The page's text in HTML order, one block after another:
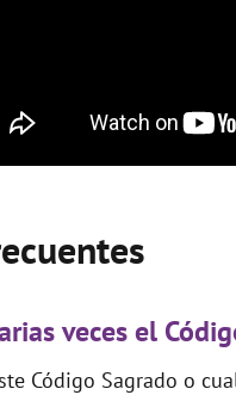
veces el
Código Sagrado o